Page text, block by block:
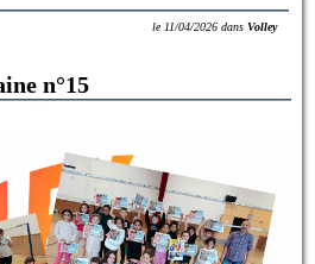
le 11/04/2026 dansVolley
n°15